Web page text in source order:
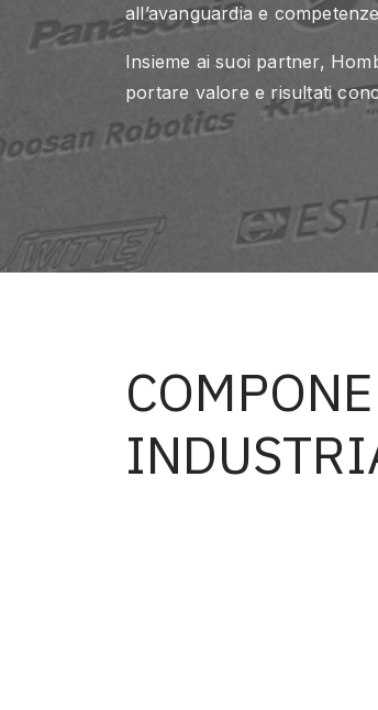
all’avanguardia e
Insieme ai suoi partner,
portare valore e risultati